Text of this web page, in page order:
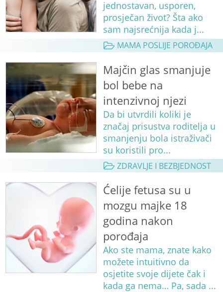
jednostavan, usporen,
prosječan život? Šta ako
sam najsrećnija kada j...
MAMA POSLIJE POROĐAJA
Majčin glas smanjuje
bol bebe na
intenzivnoj njezi
Da bi utvrdili koliki je
značaj prisustva roditelja u
smanjenju bola istraživači
su koristili pro...
ZDRAVLJE I BEZBJEDNOST
Ćelije fetusa su u
mozgu majke 18
godina nakon
porođaja
Ako ste mama, znate kako
možete intuitivno da
osjetite svoje dijete čak i
kada ga nema… Pa, sada ...